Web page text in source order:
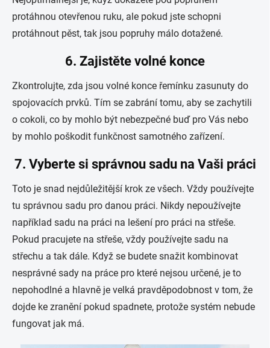
protáhnou otevřenou ruku, ale pokud jste schopni
protáhnout pěst, tak jsou popruhy málo dotažené.
6. Zajistěte volné konce
Zkontrolujte, zda jsou volné konce řemínku zasunuty do
spojovacích prvků. Tím se zabrání tomu, aby se zachytili
o cokoli, co by mohlo být nebezpečné buď pro Vás nebo
by mohlo poškodit funkčnost samotného zařízení.
7. Vyberte si správnou sadu na Vaši práci
Toto je snad nejdůležitější krok ze všech. Vždy používejte
tu správnou sadu pro danou práci. Nikdy nepoužívejte
například sadu na práci na lešení pro práci na střeše.
Pokud pracujete na střeše, vždy používejte sadu na
střechu a tak dále. Když se budete snažit kombinovat
nesprávné sady na práce pro které nejsou určené, je to
nepohodlné a hlavně je velká pravděpodobnost v tom, že
dojde ke zranění pokud spadnete, protože systém nebude
fungovat jak má.